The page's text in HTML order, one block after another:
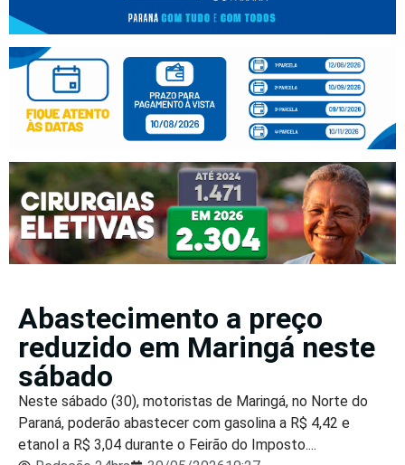
Abastecimento a preço
reduzido em Maringá neste
sábado
Neste sábado (30), motoristas de Maringá, no Norte do
Paraná, poderão abastecer com gasolina a R$ 4,42 e
etanol a R$ 3,04 durante o Feirão do Imposto....